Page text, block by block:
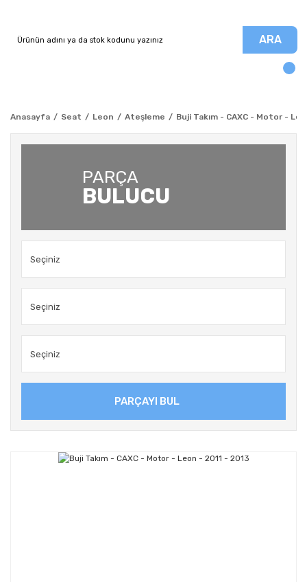
ARA
Anasayfa Seat Leon Ateşleme Buji Takım - CAXC - Motor -
PARÇA
BULUCU
PARÇAYI BUL